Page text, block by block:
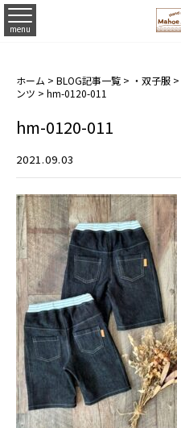
menu
ホーム > BLOG記事一覧 > ・双子服 >
ンツ > hm-0120-011
hm-0120-011
2021.09.03